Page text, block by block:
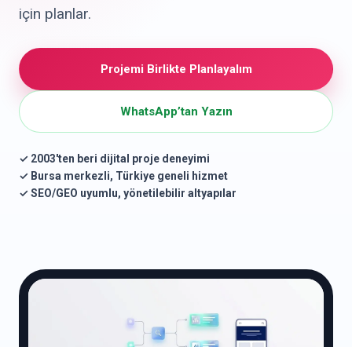
için planlar.
Projemi Birlikte Planlayalım
WhatsApp’tan Yazın
✓ 2003'ten beri dijital proje deneyimi
✓ Bursa merkezli, Türkiye geneli hizmet
✓ SEO/GEO uyumlu, yönetilebilir altyapılar